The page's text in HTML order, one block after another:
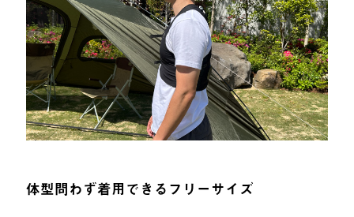
体型問わず着用できるフリーサイズ